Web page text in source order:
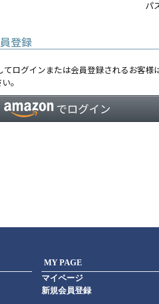
パ
登録
ログインまたは会員登録されるお客様
。
MY PAGE
マイページ
新規会員登録